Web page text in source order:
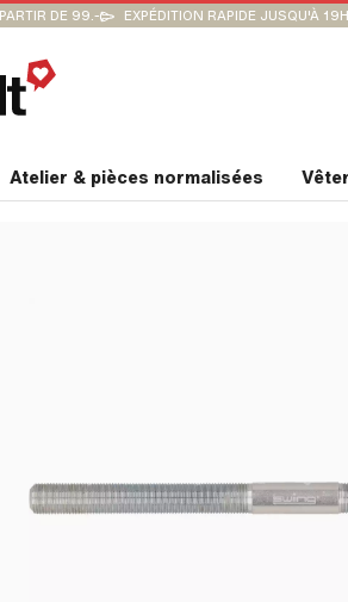
DE 99.- EXPÉDITION RAPIDE JUSQU'À
Atelier & pièces normalisées